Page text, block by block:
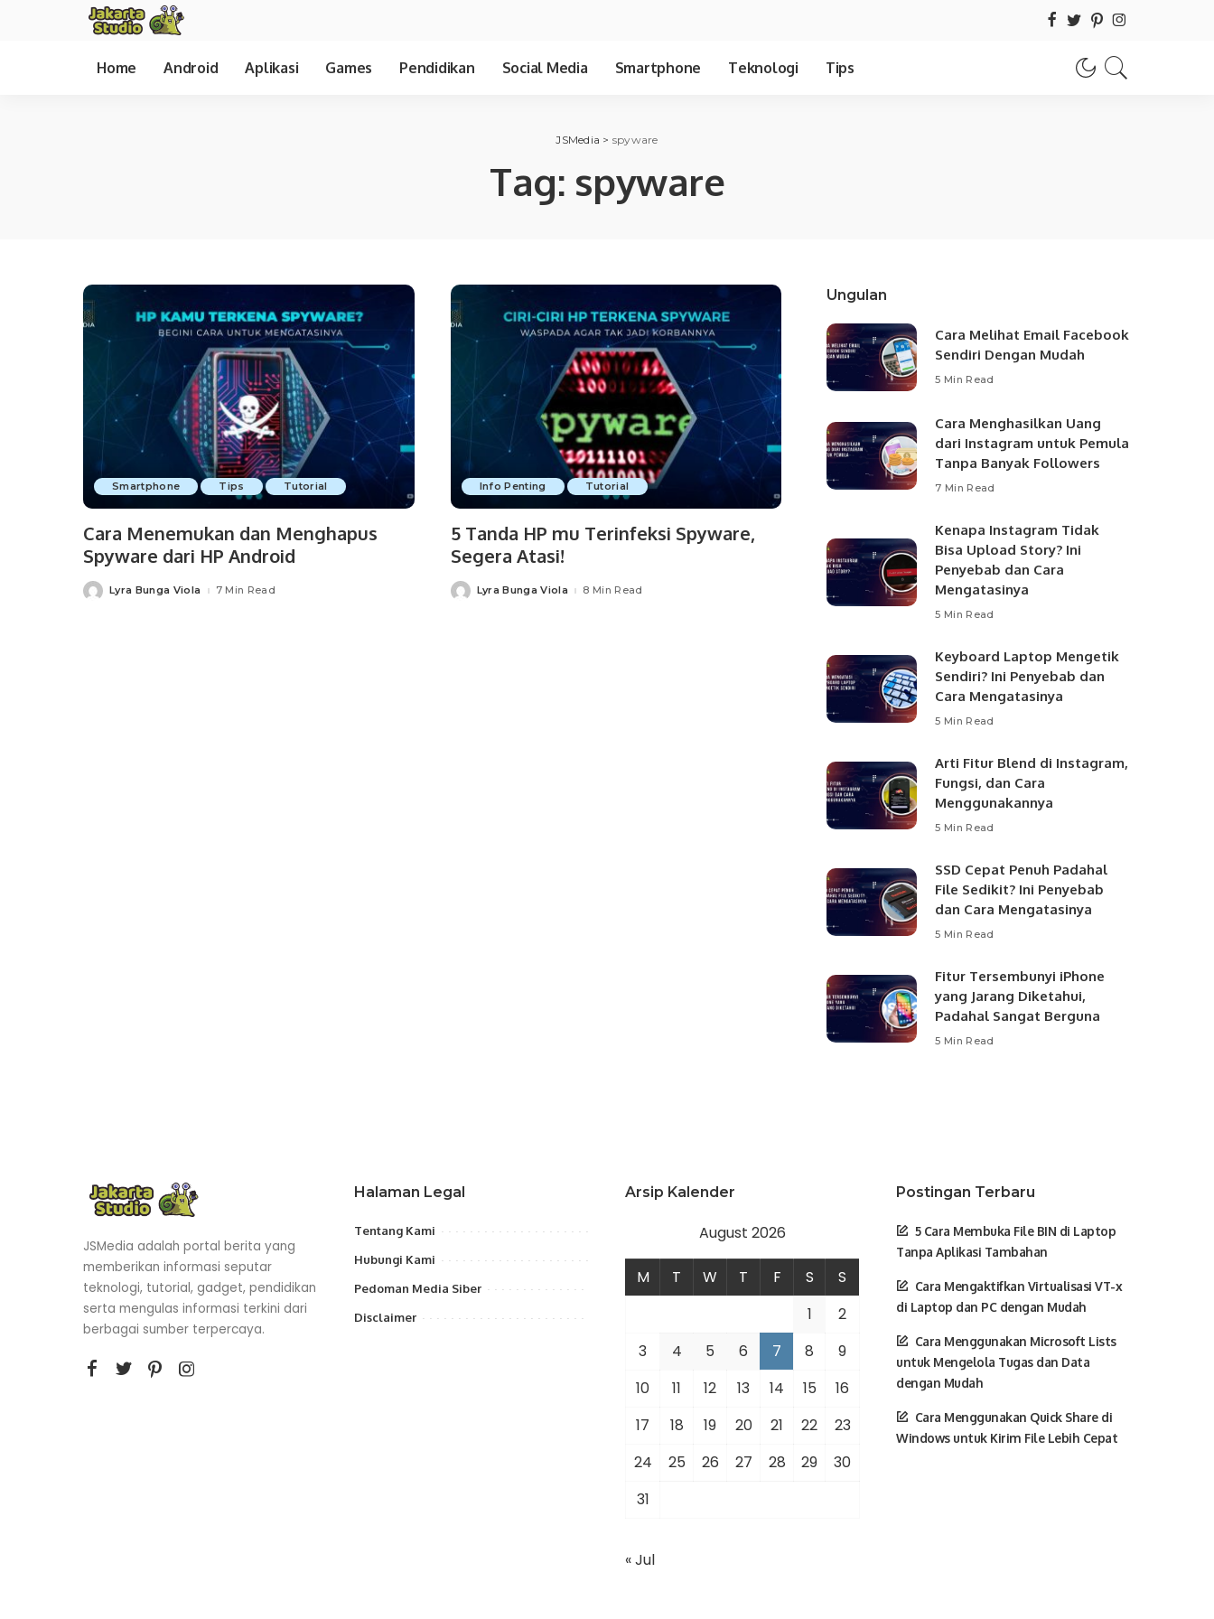
Home Android Aplikasi Games Pendidikan Social Media Smartphone Teknologi Tips
JSMedia > spyware
Tag: spyware
Smartphone Tips Tutorial
Cara Menemukan dan Menghapus
Spyware dari HP Android
PostedLyra Bunga Viola 7 Min Read
Info Penting Tutorial
5 Tanda HP mu Terinfeksi Spyware,
Segera Atasi!
PostedLyra Bunga Viola 8 Min Read
Ungulan
Cara Melihat Email Facebook
Sendiri Dengan Mudah
5 Min Read
Cara Menghasilkan Uang
dari Instagram untuk Pemula
Tanpa Banyak Followers
7 Min Read
Kenapa Instagram Tidak
Bisa Upload Story? Ini
Penyebab dan Cara
Mengatasinya
5 Min Read
Keyboard Laptop Mengetik
Sendiri? Ini Penyebab dan
Cara Mengatasinya
5 Min Read
Arti Fitur Blend di Instagram,
Fungsi, dan Cara
Menggunakannya
5 Min Read
SSD Cepat Penuh Padahal
File Sedikit? Ini Penyebab
dan Cara Mengatasinya
5 Min Read
Fitur Tersembunyi iPhone
yang Jarang Diketahui,
Padahal Sangat Berguna
5 Min Read
JSMedia adalah portal berita yang
memberikan informasi seputar
teknologi, tutorial, gadget, pendidikan
serta mengulas informasi terkini dari
berbagai sumber terpercaya.
Halaman Legal
Tentang Kami
Hubungi Kami
Pedoman Media Siber
Disclaimer
Arsip Kalender
August 2026
M T W T F S
S
1
2
3
4 5 6 7 8
9
10
11 12 13 14 15
16
17
18 19 20 21 22
23
24
25 26 27 28 29
30
31
« Jul
Postingan Terbaru
5 Cara Membuka File BIN di Laptop
Tanpa Aplikasi Tambahan
Cara Mengaktifkan Virtualisasi VT-x
di Laptop dan PC dengan Mudah
Cara Menggunakan Microsoft Lists
untuk Mengelola Tugas dan Data
dengan Mudah
Cara Menggunakan Quick Share di
Windows untuk Kirim File Lebih Cepat